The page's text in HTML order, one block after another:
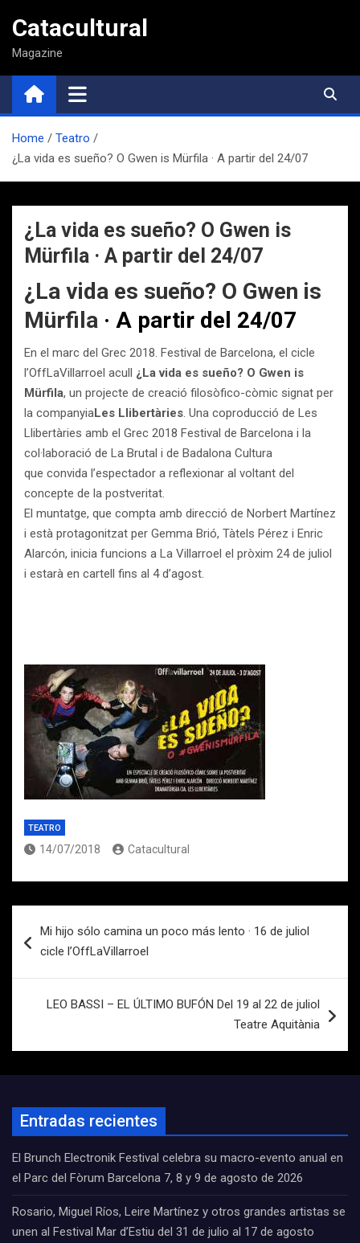
contenido
Catacultural
Magazine
Home
Teatro
¿La vida es sueño? O Gwen is Mürfila · A partir del 24/07
¿La vida es sueño? O Gwen is
Mürfila · A partir del 24/07
¿La vida es sueño? O Gwen is
Mürfila · A partir del 24/07
En el marc del Grec 2018. Festival de Barcelona, el cicle
l’OffLaVillarroel acull ¿La vida es sueño? O Gwen is
Mürfila, un projecte de creació filosòfico-còmic signat per
la companyiaLes Llibertàries. Una coproducció de Les
Llibertàries amb el Grec 2018 Festival de Barcelona i la
col·laboració de La Brutal i de Badalona Cultura
que convida l’espectador a reflexionar al voltant del
concepte de la postveritat.
El muntatge, que compta amb direcció de Norbert Martínez
i està protagonitzat per Gemma Brió, Tàtels Pérez i Enric
Alarcón, inicia funcions a La Villarroel el pròxim 24 de juliol
i estarà en cartell fins al 4 d’agost.
TEATRO
14/07/2018 Catacultural
de
Mi hijo sólo camina un poco más lento · 16 de juliol
cicle l’OffLaVillarroel
LEO BASSI – EL ÚLTIMO BUFÓN Del 19 al 22 de juliol
Teatre Aquitània
Entradas recientes
El Brunch Electronik Festival celebra su macro-evento anual en
el Parc del Fòrum Barcelona 7, 8 y 9 de agosto de 2026
Rosario, Miguel Ríos, Leire Martínez y otros grandes artistas se
unen al Festival Mar d’Estiu del 31 de julio al 17 de agosto